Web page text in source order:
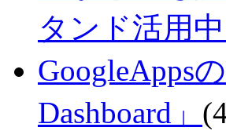
タンド活用中
GoogleApps
Dashboard」